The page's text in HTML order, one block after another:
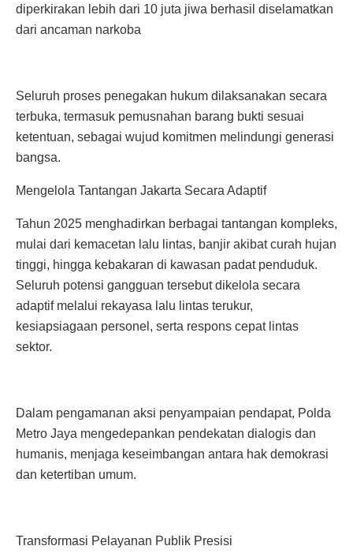
diperkirakan lebih dari 10 juta jiwa berhasil diselamatkan
dari ancaman narkoba
Seluruh proses penegakan hukum dilaksanakan secara
terbuka, termasuk pemusnahan barang bukti sesuai
ketentuan, sebagai wujud komitmen melindungi generasi
bangsa.
Mengelola Tantangan Jakarta Secara Adaptif
Tahun 2025 menghadirkan berbagai tantangan kompleks,
mulai dari kemacetan lalu lintas, banjir akibat curah hujan
tinggi, hingga kebakaran di kawasan padat penduduk.
Seluruh potensi gangguan tersebut dikelola secara
adaptif melalui rekayasa lalu lintas terukur,
kesiapsiagaan personel, serta respons cepat lintas
sektor.
Dalam pengamanan aksi penyampaian pendapat, Polda
Metro Jaya mengedepankan pendekatan dialogis dan
humanis, menjaga keseimbangan antara hak demokrasi
dan ketertiban umum.
Transformasi Pelayanan Publik Presisi